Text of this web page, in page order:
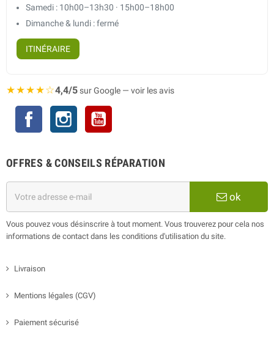
Samedi : 10h00–13h30 · 15h00–18h00
Dimanche & lundi : fermé
ITINÉRAIRE
★★★★☆4,4/5sur Google — voir les avis
Facebook Instagram
OFFRES & CONSEILS RÉPARATION
ok
Vous pouvez vous désinscrire à tout moment. Vous trouverez pour cela nos
informations de contact dans les conditions d'utilisation du site.
Livraison
Mentions légales (CGV)
Paiement sécurisé